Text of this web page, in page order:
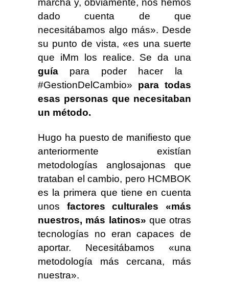
marcha y, obviamente, nos hemos
dado cuenta de que
necesitábamos algo más». Desde
su punto de vista, «es una suerte
que iMm los realice. Se da una
guía para poder hacer la
#GestionDelCambio» para todas
esas personas que necesitaban
un método.
Hugo ha puesto de manifiesto que
anteriormente existían
metodologías anglosajonas que
trataban el cambio, pero HCMBOK
es la primera que tiene en cuenta
unos factores culturales «más
nuestros, más latinos» que otras
tecnologías no eran capaces de
aportar. Necesitábamos «una
metodología más cercana, más
nuestra».